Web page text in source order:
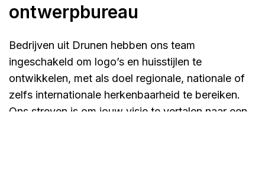
ontwerpbureau
Bedrijven uit Drunen hebben ons team
ingeschakeld om logo’s en huisstijlen te
ontwikkelen, met als doel regionale, nationale of
zelfs internationale herkenbaarheid te bereiken.
Ons streven is om jouw visie te vertalen naar een